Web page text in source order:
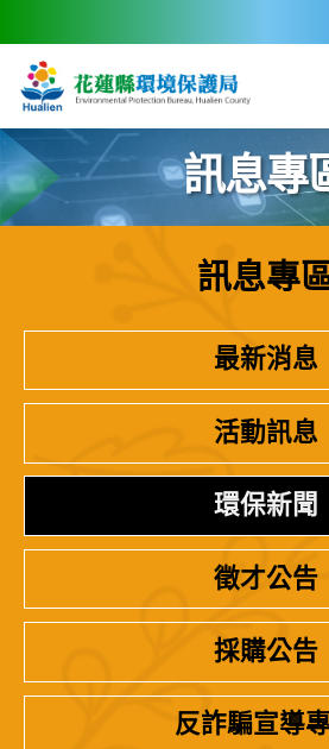
訊息專
訊息專
最新消息
活動訊息
環保新聞
徵才公告
採購公告
反詐騙宣導